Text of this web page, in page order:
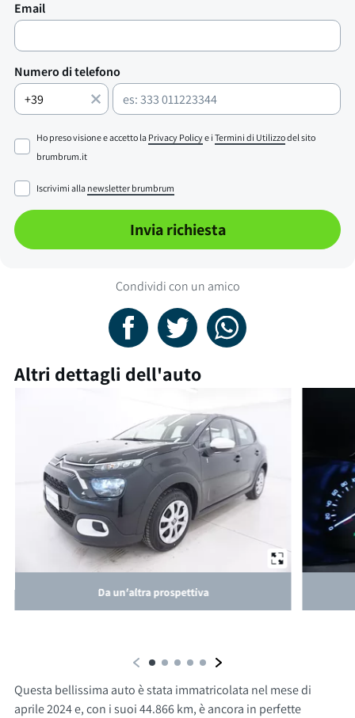
Email
Numero di telefono
Ho preso visione e accetto la Privacy Policye i Termini di Utilizzodel sito
brumbrum.it
Iscrivimi alla newsletter brumbrum
Invia richiesta
Condividi con un amico
Altri dettagli dell'auto
Da un'altra prospettiva
Questa bellissima auto è stata immatricolata nel mese di
aprile 2024 e, con i suoi 44.866 km, è ancora in perfette